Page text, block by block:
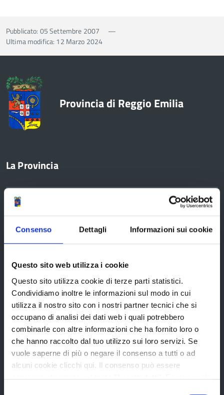
Consenso Dettagli Informazioni sui cookie
Questo sito web utilizza i cookie
Questo sito utilizza cookie di terze parti statistici.
Condividiamo inoltre le informazioni sul modo in cui
utilizza il nostro sito con i nostri partner tecnici che si
occupano di analisi dei dati web i quali potrebbero
combinarle con altre informazioni che ha fornito loro o
che hanno raccolto dal tuo utilizzo sui loro servizi. Se
vuole saperne di più o negare il consenso a tutti o ad
alcuni cookie clicchi qui. Il consenso può essere
espresso cliccando sul tasto "Accetta tutti". Se non vuole
Pubblicato: 05 Settembre 2007
—
Ultima modifica: 12 Marzo 2024
Provincia di Reggio Emilia
La Provincia
Organi di governo
Statuto e Regolamenti
Amministrazione Trasparente
Storia della Provincia
Edifici e Parchi
Elezioni
Bandi e avvisi
Bandi di gara